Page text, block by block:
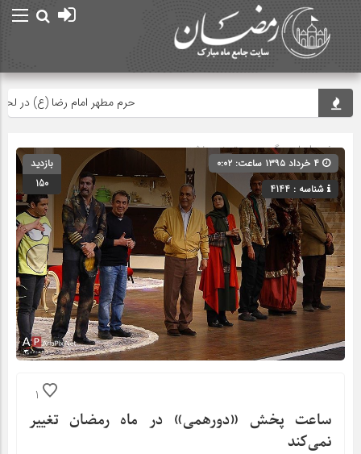
حرم مطهر امام رضا (ع) در لحظه
صفحه اصلی» گروه » دسته‌بندی نشده
شناسه : 4144
بازدید
150
1
ساعت پخش «دورهمی» در ماه رمضان تغییر
نمی‌کند